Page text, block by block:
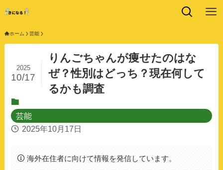
ホーム 芸能
りんごちゃんが痩せたのはな
ぜ？性別はどっち？現在何して
るかも調査
2025
10/17
芸能
2025年10月17日
海外在住者に向けて情報を発信しています。